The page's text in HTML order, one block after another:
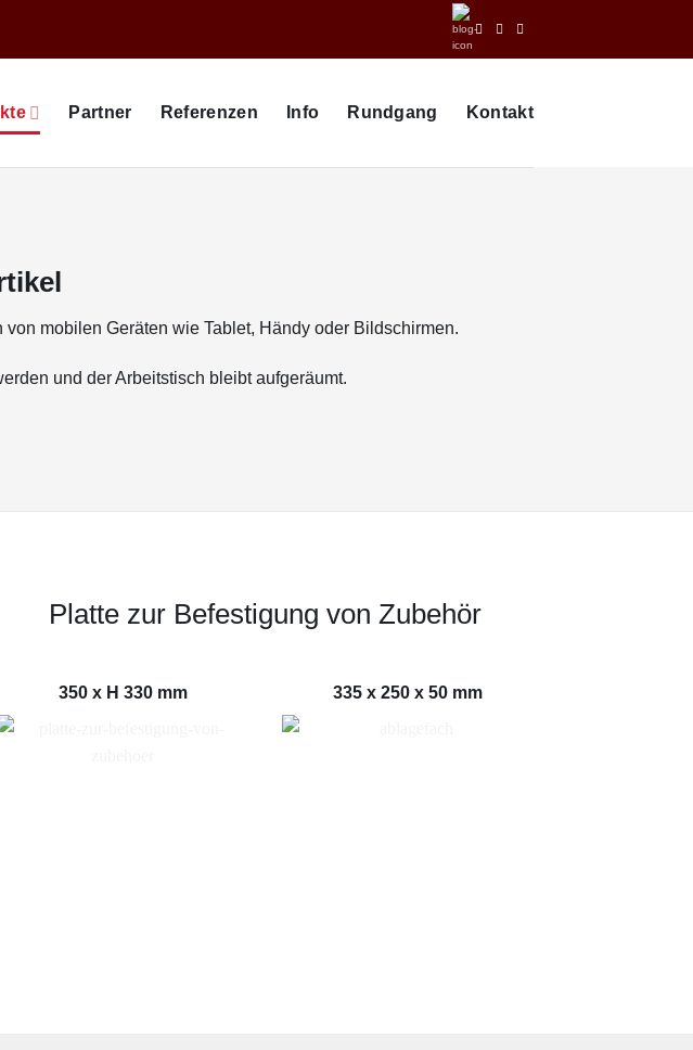
Partner Referenzen Info Rundgang Kontakt
mobilen Geräten wie Tablet, Händy oder Bildschirmen.
und der Arbeitstisch bleibt aufgeräumt.
Platte zur Befestigung von Zubehör
350 x H 330 mm 335 x 250 x 50 mm